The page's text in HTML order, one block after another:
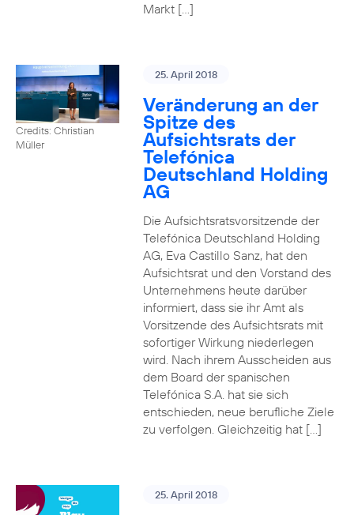
Markt […]
Credits: Christian
Müller
25. April 2018
Veränderung an der
Spitze des
Aufsichtsrats der
Telefónica
Deutschland Holding
AG
Die Aufsichtsratsvorsitzende der
Telefónica Deutschland Holding
AG, Eva Castillo Sanz, hat den
Aufsichtsrat und den Vorstand des
Unternehmens heute darüber
informiert, dass sie ihr Amt als
Vorsitzende des Aufsichtsrats mit
sofortiger Wirkung niederlegen
wird. Nach ihrem Ausscheiden aus
dem Board der spanischen
Telefónica S.A. hat sie sich
entschieden, neue berufliche Ziele
zu verfolgen. Gleichzeitig hat […]
25. April 2018